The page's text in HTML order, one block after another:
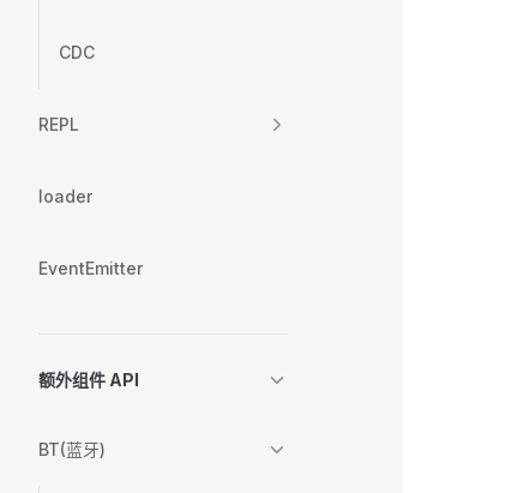
CDC
REPL
loader
EventEmitter
额外组件 API
BT(蓝牙)